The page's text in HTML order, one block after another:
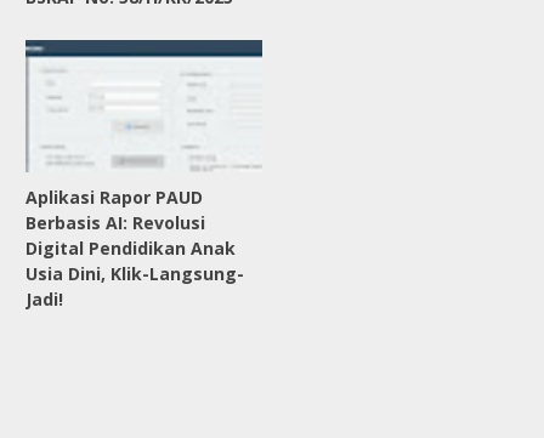
Aplikasi Rapor PAUD
Berbasis AI: Revolusi
Digital Pendidikan Anak
Usia Dini, Klik-Langsung-
Jadi!